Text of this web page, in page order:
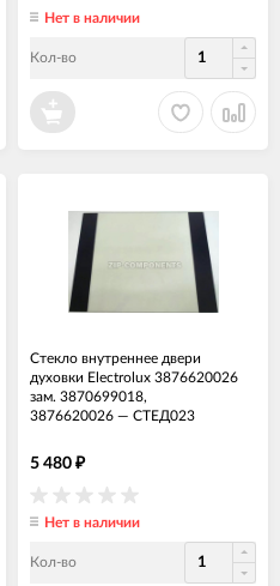
Нет в наличии
Кол-во
Стекло внутреннее двери
духовки Electrolux 3876620026
зам. 3870699018,
3876620026 — СТЕД023
5 480 ₽
Нет в наличии
Кол-во